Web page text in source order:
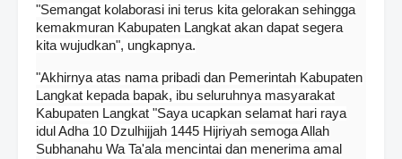
"Semangat kolaborasi ini terus kita gelorakan sehingga
kemakmuran Kabupaten Langkat akan dapat segera
kita wujudkan", ungkapnya.
"Akhirnya atas nama pribadi dan Pemerintah Kabupaten
Langkat kepada bapak, ibu seluruhnya masyarakat
Kabupaten Langkat "Saya ucapkan selamat hari raya
idul Adha 10 Dzulhijjah 1445 Hijriyah semoga Allah
Subhanahu Wa Ta'ala mencintai dan menerima amal